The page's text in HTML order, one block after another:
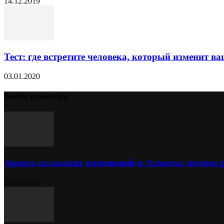
Тест: где встретите человека, который изменит
03.01.2020
Аренда складских помещений в Алматы: полное